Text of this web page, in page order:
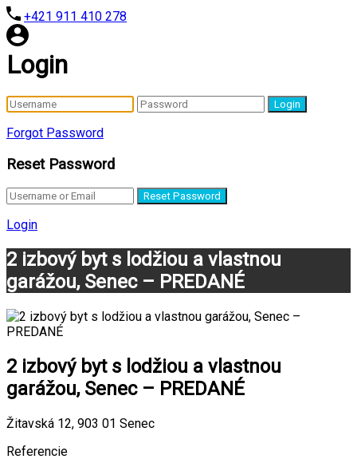
+421 911 410 278
Login
Login
Forgot Password
Reset Password
Reset Password
Login
2 izbový byt s lodžiou a vlastnou
garážou, Senec – PREDANÉ
2 izbový byt s lodžiou a vlastnou
garážou, Senec – PREDANÉ
Žitavská 12, 903 01 Senec
Referencie